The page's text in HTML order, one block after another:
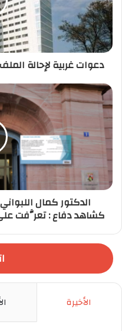
دعوات غربية لإحالة
الدكتور كمال
كشاهد دفاع : تعرَّفت
الأخيرة